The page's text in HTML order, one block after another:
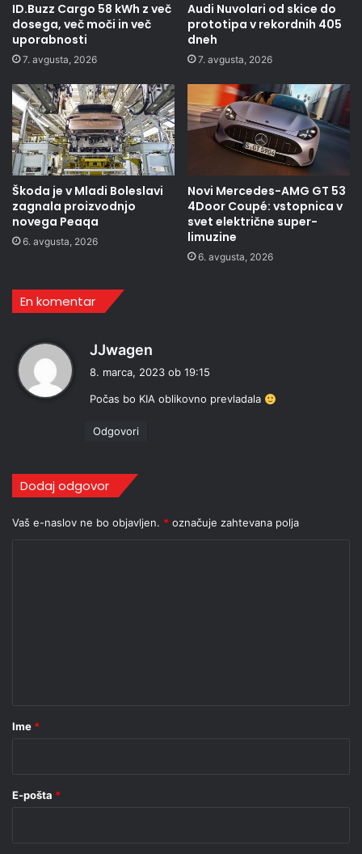
ID.Buzz Cargo 58 kWh z več
dosega, več moči in več
uporabnosti
7. avgusta, 2026
Audi Nuvolari od skice do
prototipa v rekordnih 405
dneh
7. avgusta, 2026
Škoda je v Mladi Boleslavi
zagnala proizvodnjo
novega Peaqa
6. avgusta, 2026
Novi Mercedes-AMG GT 53
4Door Coupé: vstopnica v
svet električne super-
limuzine
6. avgusta, 2026
En komentar
JJwagen
r
v
8. marca, 2023 ob 19:15
Počas bo KIA oblikovno prevladala
Odgovori
Dodaj odgovor
Vaš e-naslov ne bo objavljen. * označuje zahtevana polja
r
Ime *
E-pošta *